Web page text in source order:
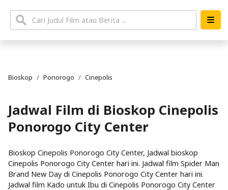
Bioskop Ponorogo Cinepolis
Jadwal Film di Bioskop Cinepolis
Ponorogo City Center
Bioskop Cinepolis Ponorogo City Center, Jadwal bioskop
Cinepolis Ponorogo City Center hari ini. Jadwal film Spider Man
Brand New Day di Cinepolis Ponorogo City Center hari ini.
Jadwal film Kado untuk Ibu di Cinepolis Ponorogo City Center